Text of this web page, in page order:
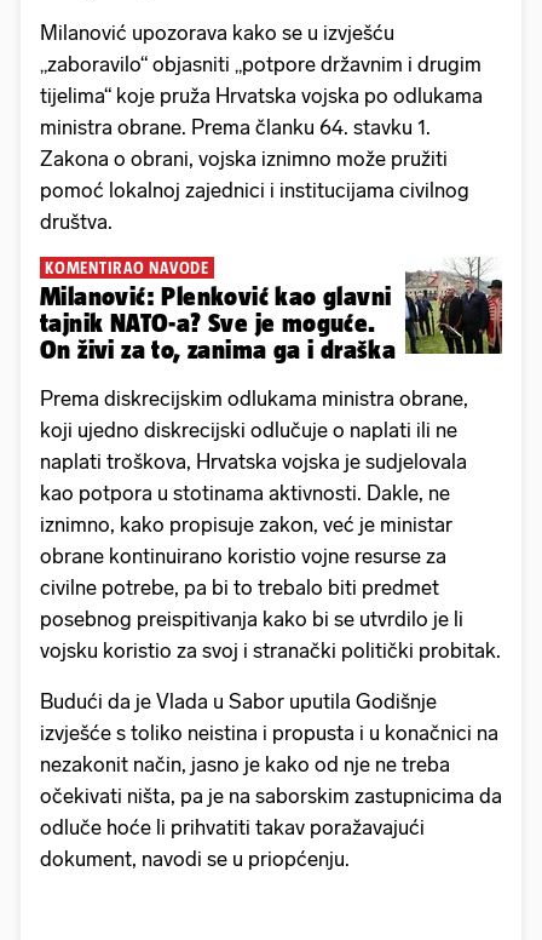
Milanović upozorava kako se u izvješću
„zaboravilo“ objasniti „potpore državnim i drugim
tijelima“ koje pruža Hrvatska vojska po odlukama
ministra obrane. Prema članku 64. stavku 1.
Zakona o obrani, vojska iznimno može pružiti
pomoć lokalnoj zajednici i institucijama civilnog
društva.
KOMENTIRAO NAVODE
Milanović: Plenković kao glavni
tajnik NATO-a? Sve je moguće.
On živi za to, zanima ga i draška
Prema diskrecijskim odlukama ministra obrane,
koji ujedno diskrecijski odlučuje o naplati ili ne
naplati troškova, Hrvatska vojska je sudjelovala
kao potpora u stotinama aktivnosti. Dakle, ne
iznimno, kako propisuje zakon, već je ministar
obrane kontinuirano koristio vojne resurse za
civilne potrebe, pa bi to trebalo biti predmet
posebnog preispitivanja kako bi se utvrdilo je li
vojsku koristio za svoj i stranački politički probitak.
Budući da je Vlada u Sabor uputila Godišnje
izvješće s toliko neistina i propusta i u konačnici na
nezakonit način, jasno je kako od nje ne treba
očekivati ništa, pa je na saborskim zastupnicima da
odluče hoće li prihvatiti takav poražavajući
dokument, navodi se u priopćenju.